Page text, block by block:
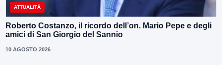
ATTUALITÀ
Roberto Costanzo, il ricordo dell’on. Mario Pepe e degli
amici di San Giorgio del Sannio
10 AGOSTO 2026